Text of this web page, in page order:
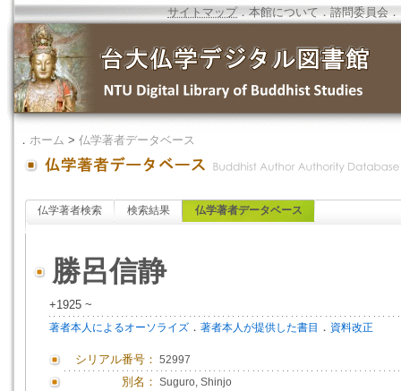
サイトマップ．本館について ．諮問委員会 ．
． ホーム > 仏学著者データベース
仏学著者検索 検索結果 仏学著者データベース
勝呂信静
+1925 ~
著者本人によるオーソライズ ． 著者本人が提供した書目 ． 資料改正
シリアル番号： 52997
別名： Suguro, Shinjo